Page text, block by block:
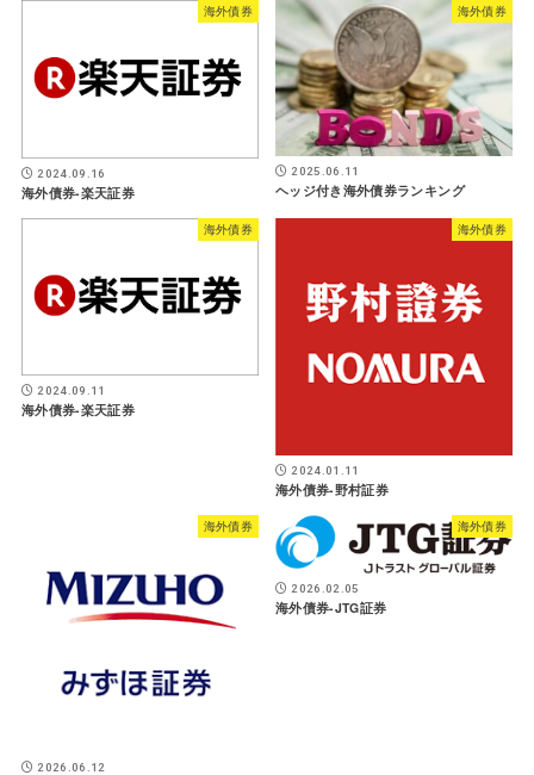
海外債券
2024.09.16
海外債券-楽天証券
海外債券
2025.06.11
ヘッジ付き海外債券ランキング
海外債券
2024.09.11
海外債券-楽天証券
海外債券
2024.01.11
海外債券-野村証券
海外債券
2026.06.12
海外債券
2026.02.05
海外債券-JTG証券